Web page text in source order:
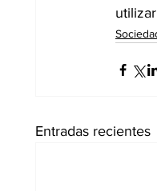
Entradas recientes